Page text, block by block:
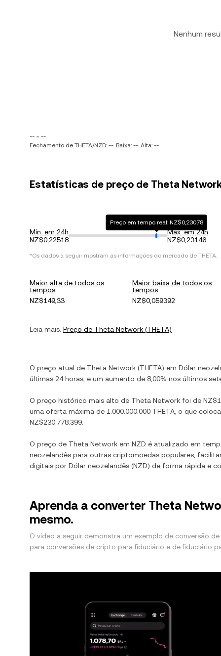
Nenhum
-- ~ --
Fechamento de THETA/NZD: -- Baixa: -- Alta: --
Estatísticas de preço de Theta Network
Mín. em 24h
NZ$0,22518
Preço em tempo real: NZ$0,23078
Máx. em 24h
NZ$0,23146
*Os dados a seguir mostram as informações do mercado de THETA.
Maior alta de todos os
tempos
NZ$149,33
Maior baixa de todos os
tempos
NZ$0,059392
Leia mais: Preço de Theta Network (THETA)
O preço atual de Theta Network (THETA) em Dólar
últimas 24 horas, e um aumento de 8,00% nos últimos
O preço histórico mais alto de Theta Network foi de
uma oferta máxima de 1.000.000.000 THETA , o que
NZ$230.778.399
O preço de Theta Network em NZD é atualizado em
neozelandês para outras criptomoedas populares,
digitais por Dólar neozelandês (NZD) de forma rápida e
Aprenda a converter Theta
mesmo.
O vídeo a seguir demonstra um exemplo de conversão
para conversões de cripto para fiduciário e de fiduciário